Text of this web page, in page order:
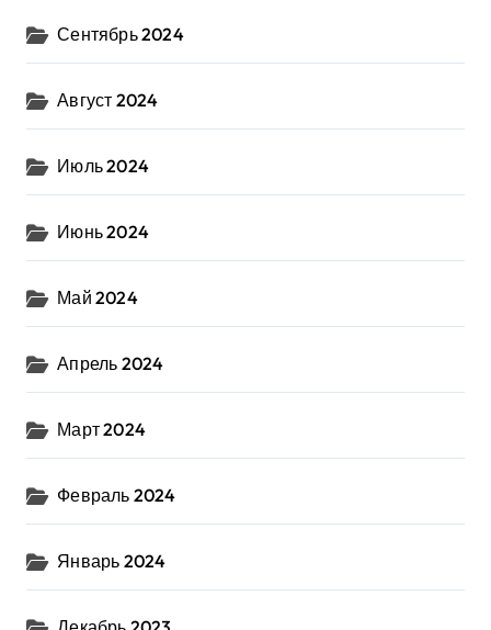
Сентябрь 2024
Август 2024
Июль 2024
Июнь 2024
Май 2024
Апрель 2024
Март 2024
Февраль 2024
Январь 2024